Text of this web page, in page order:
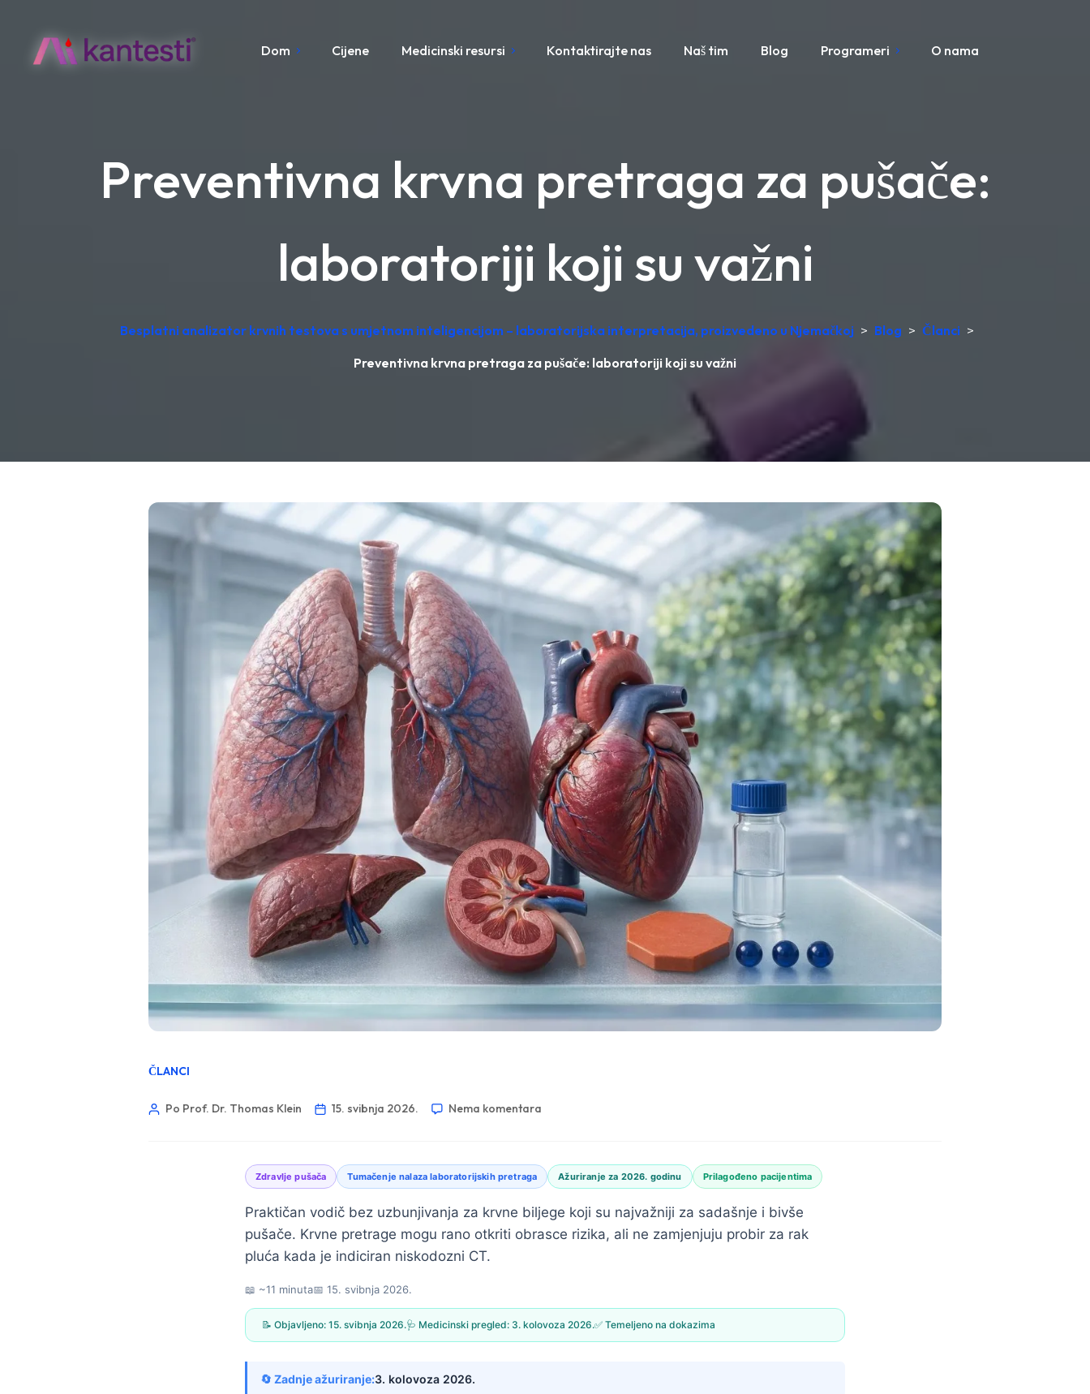
Dom Cijene Medicinski resursi Kontaktirajte nas Naš tim Blog Programeri O nama
Preventivna krvna pretraga za pušače:
laboratoriji koji su važni
Besplatni analizator krvnih testova s umjetnom inteligencijom – laboratorijska interpretacija, proizvedeno u Njemačkoj > Blog > Članci >
Preventivna krvna pretraga za pušače: laboratoriji koji su važni
ČLANCI
Po Prof. Dr. Thomas Klein 15. svibnja 2026. Nema komentara
Zdravlje pušača Tumačenje nalaza laboratorijskih pretraga Ažuriranje za 2026. godinu Prilagođeno pacijentima
Praktičan vodič bez uzbunjivanja za krvne biljege koji su najvažniji za sadašnje i bivše
pušače. Krvne pretrage mogu rano otkriti obrasce rizika, ali ne zamjenjuju probir za rak
pluća kada je indiciran niskodozni CT.
📖 ~11 minuta📅 15. svibnja 2026.
📝 Objavljeno: 15. svibnja 2026.🩺 Medicinski pregled: 3. kolovoza 2026.✅ Temeljeno na dokazima
🔄 Zadnje ažuriranje:3. kolovoza 2026.